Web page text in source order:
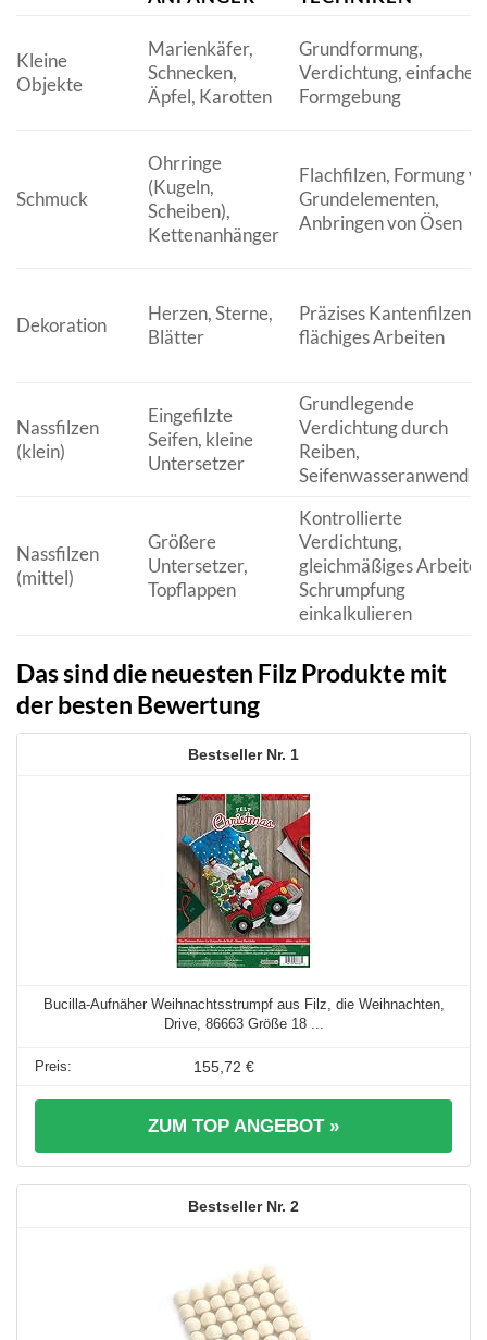
Kleine
Objekte
Marienkäfer,
Schnecken,
Äpfel, Karotten
Grundformung,
Verdichtung, einfache
Formgebung
Schmuck
Ohrringe
(Kugeln,
Scheiben),
Kettenanhänger
Flachfilzen, Formung
Grundelementen,
Anbringen von Ösen
Dekoration
Herzen, Sterne,
Blätter
Präzises Kantenfilzen,
flächiges Arbeiten
Nassfilzen
(klein)
Eingefilzte
Seifen, kleine
Untersetzer
Grundlegende
Verdichtung durch
Reiben,
Nassfilzen
(mittel)
Größere
Untersetzer,
Topflappen
Kontrollierte
Verdichtung,
gleichmäßiges
Schrumpfung
einkalkulieren
Das sind die neuesten Filz Produkte mit
der besten Bewertung
1
Bucilla-Aufnäher Weihnachtsstrumpf aus Filz, die Weihnachten,
Drive, 86663 Größe 18 ...
155,72 €
ZUM TOP ANGEBOT »
2